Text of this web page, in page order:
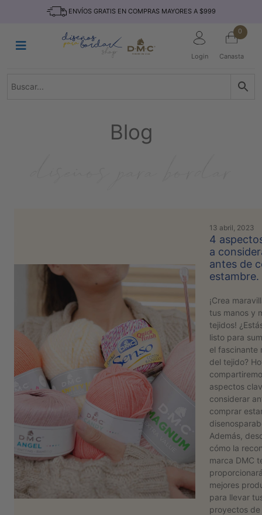
ENVÍOS GRATIS EN COMPRAS MAYORES A $999
Login
0
Canasta
TEJIDO
frecuentes
Privacidad
Políticas
Compra
Para
Bordar
Blog
13 abril, 2023
4
a
antes de
estambre.
¡Crea
tus manos y
tejidos!
listo para
el fascinante
del tejido?
aspectos
considerar
comprar
Además,
cómo la
marca DMC
mejores
para llevar
proyectos